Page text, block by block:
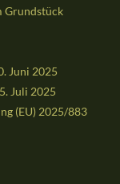
Grundstück
Juni 2025
Juli 2025
(EU) 2025/883